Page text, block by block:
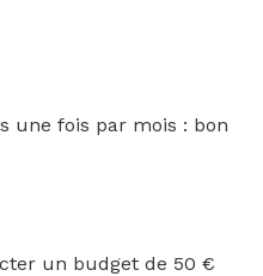
une fois par mois : bon
un budget de 50 €